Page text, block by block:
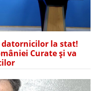
datornicilor la stat!
Curate și va